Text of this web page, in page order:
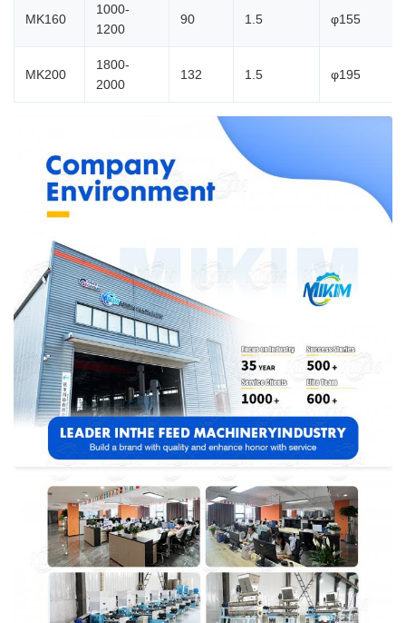
MK160
1000-
1200
90 1.5 φ155
MK200
1800-
2000
132 1.5 φ195